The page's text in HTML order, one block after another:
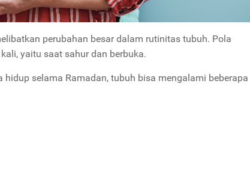
perubahan besar dalam rutinitas tubuh. Pola
yaitu saat sahur dan berbuka.
selama Ramadan, tubuh bisa mengalami beberapa